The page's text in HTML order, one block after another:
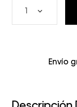
Envío